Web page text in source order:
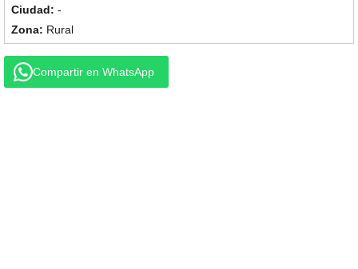
-
Rural
Compartir en WhatsApp